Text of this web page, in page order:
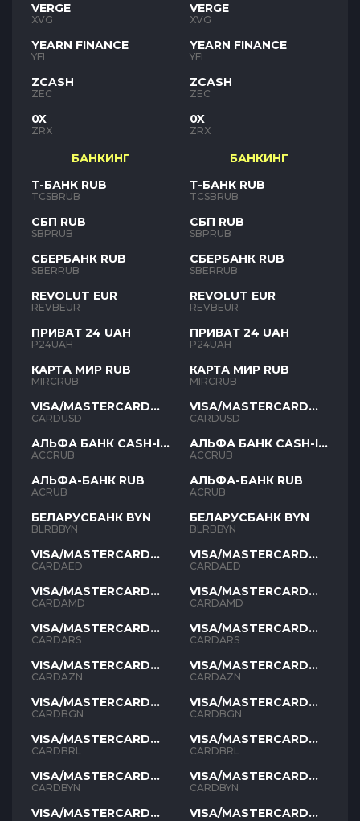
VERGE
XVG
YEARN FINANCE
YFI
ZCASH
ZEC
0X
ZRX
БАНКИНГ
Т-БАНК RUB
TCSBRUB
СБП RUB
SBPRUB
СБЕРБАНК RUB
SBERRUB
REVOLUT EUR
REVBEUR
ПРИВАТ 24 UAH
P24UAH
КАРТА МИР RUB
MIRCRUB
VISA/MASTERCARD
USD
CARDUSD
АЛЬФА БАНК CASH-IN
RUB
ACCRUB
АЛЬФА-БАНК RUB
ACRUB
БЕЛАРУСБАНК BYN
BLRBBYN
VISA/MASTERCARD
AED
CARDAED
VISA/MASTERCARD
AMD
CARDAMD
VISA/MASTERCARD
ARS
CARDARS
VISA/MASTERCARD
AZN
CARDAZN
VISA/MASTERCARD
BGN
CARDBGN
VISA/MASTERCARD
BRL
CARDBRL
VISA/MASTERCARD
BYN
CARDBYN
VISA/MASTERCARD
VERGE
XVG
YEARN FINANCE
YFI
ZCASH
ZEC
0X
ZRX
БАНКИНГ
Т-БАНК RUB
TCSBRUB
СБП RUB
SBPRUB
СБЕРБАНК RUB
SBERRUB
REVOLUT EUR
REVBEUR
ПРИВАТ 24 UAH
P24UAH
КАРТА МИР RUB
MIRCRUB
VISA/MASTERCARD
USD
CARDUSD
АЛЬФА БАНК CASH-IN
RUB
ACCRUB
АЛЬФА-БАНК RUB
ACRUB
БЕЛАРУСБАНК BYN
BLRBBYN
VISA/MASTERCARD
AED
CARDAED
VISA/MASTERCARD
AMD
CARDAMD
VISA/MASTERCARD
ARS
CARDARS
VISA/MASTERCARD
AZN
CARDAZN
VISA/MASTERCARD
BGN
CARDBGN
VISA/MASTERCARD
BRL
CARDBRL
VISA/MASTERCARD
BYN
CARDBYN
VISA/MASTERCARD